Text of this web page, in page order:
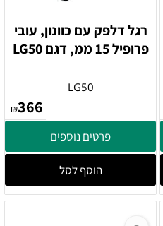
רגל דלפק עם כוונון, עובי
פרופיל 15 ממ, דגם LG50
LG50
₪366
פרטים נוספים
הוסף לסל